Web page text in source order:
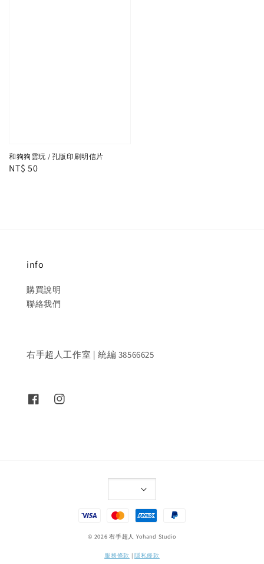
和狗狗雲玩 / 孔版印刷明信片
Regular
NT$ 50
info
購買說明
聯絡我們
右手超人工作室 | 統編 38566625
© 2026 右手超人 Yohand Studio
服務條款 |隱私條款